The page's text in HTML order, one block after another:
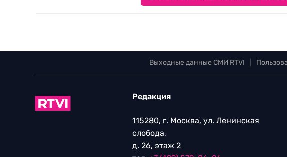
Выходные данные СМИ RTVI
Редакция
115280, г. Москва, ул. Ленинская
слобода,
д. 26, этаж 2